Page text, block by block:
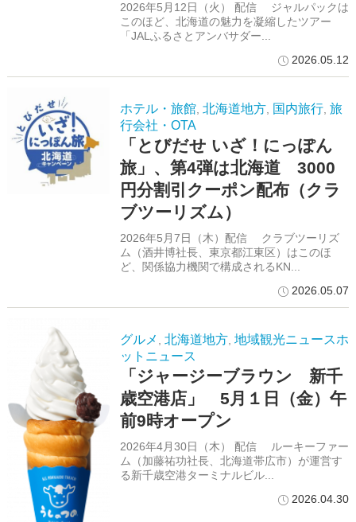
2026年5月12日（火） 配信 ジャルパックは
このほど、北海道の魅力を凝縮したツアー
「JALふるさとアンバサダー...
2026.05.12
ホテル・旅館, 北海道地方, 国内旅行, 旅
行会社・OTA
「とびだせ いざ！にっぽん
旅」、第4弾は北海道 3000
円分割引クーポン配布（クラ
ブツーリズム）
2026年5月7日（木）配信 クラブツーリズ
ム（酒井博社長、東京都江東区）はこのほ
ど、関係協力機関で構成されるKN...
2026.05.07
グルメ , 北海道地方, 地域観光ニュースホ
ットニュース
「ジャージーブラウン 新千
歳空港店」 5月１日（金）午
前9時オープン
2026年4月30日（木） 配信 ルーキーファー
ム（加藤祐功社長、北海道帯広市）が運営す
る新千歳空港ターミナルビル...
2026.04.30